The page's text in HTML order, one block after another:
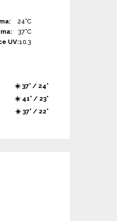
24°C
37°C
UV:10.3
☀️ 37° / 24°
☀️ 41° / 23°
☀️ 37° / 22°